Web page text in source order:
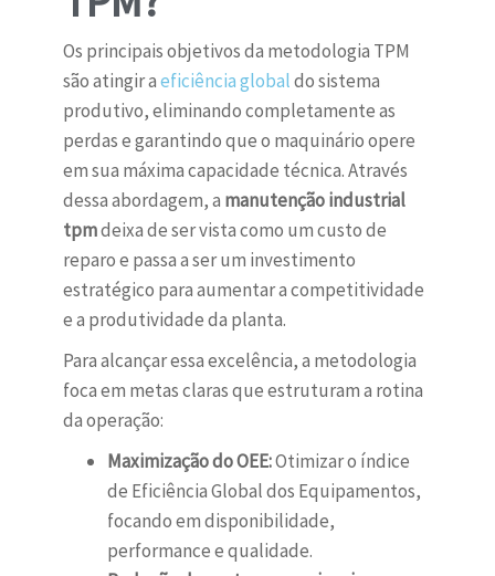
Os principais objetivos da metodologia TPM
são atingir aeficiência globaldo sistema
produtivo, eliminando completamente as
perdas e garantindo que o maquinário opere
em sua máxima capacidade técnica. Através
dessa abordagem, a manutenção industrial
tpmdeixa de ser vista como um custo de
reparo e passa a ser um investimento
estratégico para aumentar a competitividade
e a produtividade da planta.
Para alcançar essa excelência, a metodologia
foca em metas claras que estruturam a rotina
da operação:
Maximização do OEE:Otimizar o índice
de Eficiência Global dos Equipamentos,
focando em disponibilidade,
performance e qualidade.